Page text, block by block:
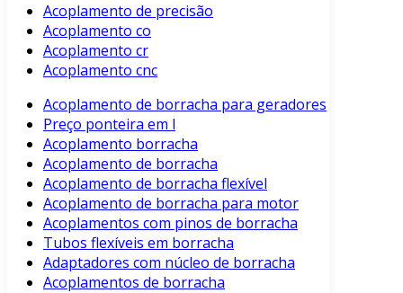
Acoplamento de precisão
Acoplamento co
Acoplamento cr
Acoplamento cnc
Acoplamento de borracha para geradores
Preço ponteira em l
Acoplamento borracha
Acoplamento de borracha
Acoplamento de borracha flexível
Acoplamento de borracha para motor
Acoplamentos com pinos de borracha
Tubos flexíveis em borracha
Adaptadores com núcleo de borracha
Acoplamentos de borracha